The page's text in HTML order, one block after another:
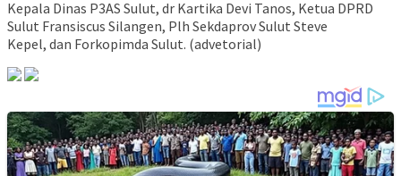
Kepala Dinas P3AS Sulut, dr Kartika Devi Tanos, Ketua DPRD
Sulut Fransiscus Silangen, Plh Sekdaprov Sulut Steve
Kepel, dan Forkopimda Sulut. (advetorial)